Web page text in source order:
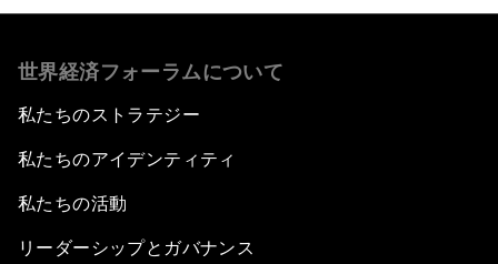
世界経済フォーラムについて
私たちのストラテジー
私たちのアイデンティティ
私たちの活動
リーダーシップとガバナンス